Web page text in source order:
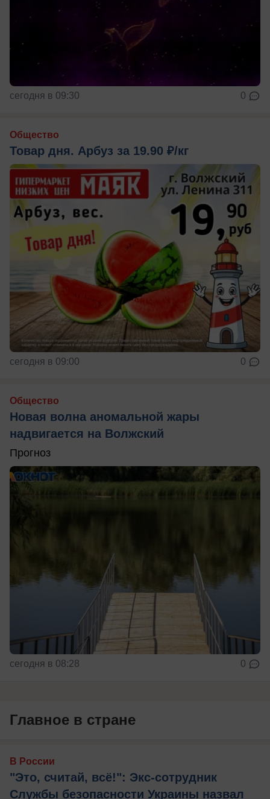
сегодня в 09:30 0
Общество
Товар дня. Арбуз за 19.90 ₽/кг
сегодня в 09:00 0
Общество
Новая волна аномальной жары
надвигается на Волжский
Прогноз
сегодня в 08:28 0
Главное в стране
В России
"Это, считай, всё!": Экс-сотрудник
Службы безопасности Украины назвал